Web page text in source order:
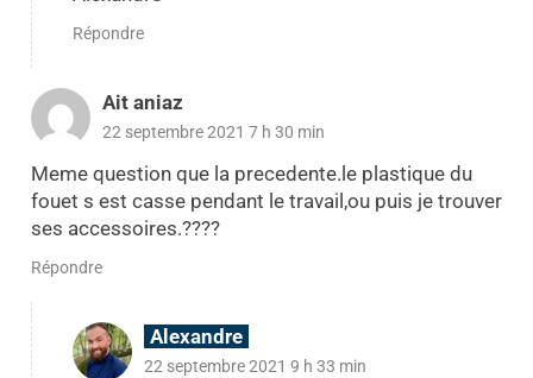
Répondre
Ait aniaz
22 septembre 2021 7 h 30 min
Meme question que la precedente.le plastique du
fouet s est casse pendant le travail,ou puis je trouver
ses accessoires.????
Répondre
Alexandre
22 septembre 2021 9 h 33 min